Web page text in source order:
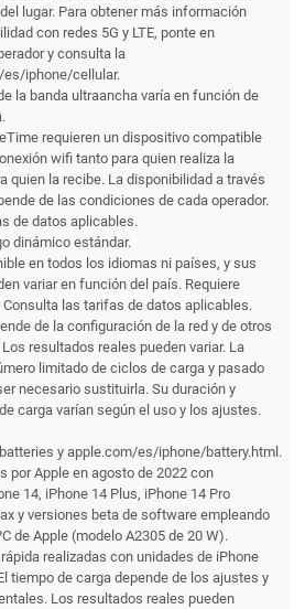
lugar. Para obtener más información
con redes 5G y LTE, ponte en
y consulta la
es/iphone/cellular.
la banda ultraancha varía en función de
requieren un dispositivo compatible
wifi tanto para quien realiza la
quien la recibe. La disponibilidad a través
de las condiciones de cada operador.
de datos aplicables.
dinámico estándar.
en todos los idiomas ni países, y sus
variar en función del país. Requiere
las tarifas de datos aplicables.
de la configuración de la red y de otros
resultados reales pueden variar. La
limitado de ciclos de carga y pasado
necesario sustituirla. Su duración y
carga varían según el uso y los ajustes.
y apple.com/es/iphone/battery.html.
por Apple en agosto de 2022 con
14, iPhone 14 Plus, iPhone 14 Pro
y versiones beta de software empleando
de Apple (modelo A2305 de 20 W).
realizadas con unidades de iPhone
tiempo de carga depende de los ajustes y
Los resultados reales pueden